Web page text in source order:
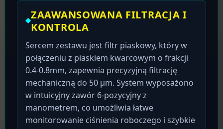
ZAAWANSOWANA FILTRACJA I
KONTROLA
Sercem zestawu jest filtr piaskowy, który w
połączeniu z piaskiem kwarcowym o frakcji
0.4-0.8mm, zapewnia precyzyjną filtrację
mechaniczną do 50 μm. System wyposażono
w intuicyjny zawór 6-pozycyjny z
manometrem, co umożliwia łatwe
monitorowanie ciśnienia roboczego i szybkie